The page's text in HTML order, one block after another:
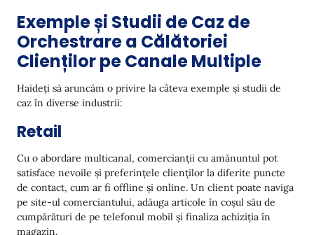
Exemple și Studii de Caz de
Orchestrare a Călătoriei
Clienților pe Canale Multiple
Haideți să aruncăm o privire la câteva exemple și studii de
caz în diverse industrii:
Retail
Cu o abordare multicanal, comercianții cu amănuntul pot
satisface nevoile și preferințele clienților la diferite puncte
de contact, cum ar fi offline și online. Un client poate naviga
pe site-ul comerciantului, adăuga articole în coșul său de
cumpărături de pe telefonul mobil și finaliza achiziția în
magazin.